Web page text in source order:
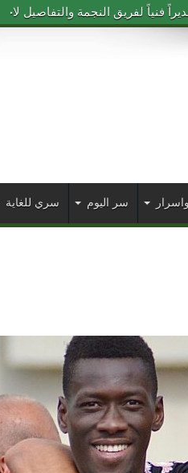
فنياً لفريق النجمة والتفاصيل لاحقاً
سر اليوم سري للغاية